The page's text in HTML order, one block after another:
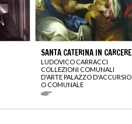
SANTA CATERINA IN CARCERE
LUDOVICO CARRACCI
COLLEZIONI COMUNALI
D'ARTE PALAZZO D'ACCURSIO
O COMUNALE